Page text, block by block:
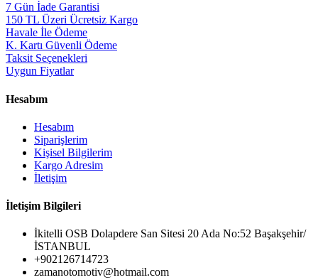
7 Gün İade Garantisi
150 TL Üzeri Ücretsiz Kargo
Havale İle Ödeme
K. Kartı Güvenli Ödeme
Taksit Seçenekleri
Uygun Fiyatlar
Hesabım
Hesabım
Siparişlerim
Kişisel Bilgilerim
Kargo Adresim
İletişim
İletişim Bilgileri
İkitelli OSB Dolapdere San Sitesi 20 Ada No:52 Başakşehir/
İSTANBUL
+902126714723
zamanotomotiv@hotmail.com